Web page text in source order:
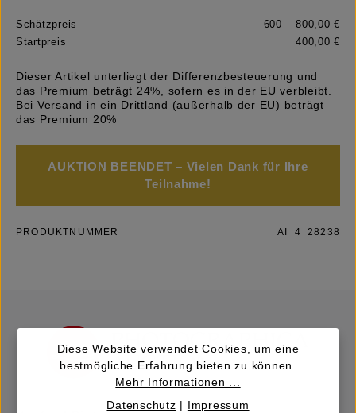
Schätzpreis
600 – 800,00 €
Startpreis
400,00 €
Dieser Artikel unterliegt der Differenzbesteuerung und
das Premium beträgt 24%, sofern es in der EU verbleibt.
Bei Versand in ein Drittland (außerhalb der EU) beträgt
das Premium 20%
AUKTION BEENDET – Vielen Dank für Ihre
Teilnahme!
PRODUKTNUMMER AI_4_28238
Diese Website verwendet Cookies, um eine
bestmögliche Erfahrung bieten zu können.
Mehr Informationen ...
Datenschutz | Impressum